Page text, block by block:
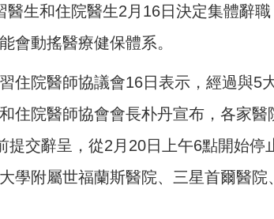
醫生和住院醫生2月16日決定集體辭
會動搖醫療健保體系。
住院醫師協議會16日表示，經過與5
住院醫師協會會長朴丹宣布，各家醫
提交辭呈，從2月20日上午6點開始停
學附屬世福蘭斯醫院、三星首爾醫院